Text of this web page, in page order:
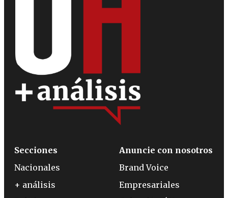
Secciones
Nacionales
+ análisis
Anuncie con nosotros
Brand Voice
Empresariales